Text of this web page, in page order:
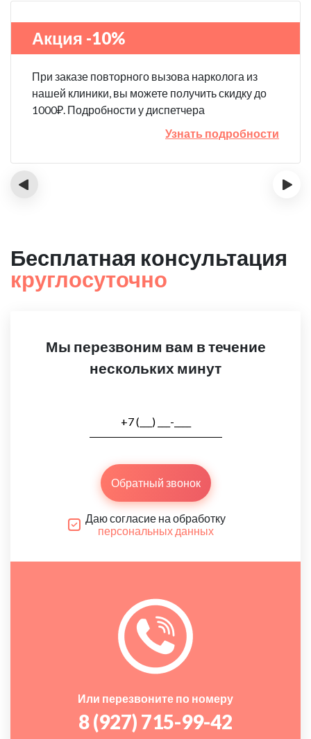
Акция -10%
При заказе повторного вызова нарколога из
нашей клиники, вы можете получить скидку до
1000₽. Подробности у диспетчера
Узнать подробности
‹ ›
Бесплатная консультация
круглосуточно
Мы перезвоним вам в течение
нескольких минут
Обратный звонок
Даю согласие на обработку
персональных данных
Или перезвоните по номеру
8 (927) 715-99-42